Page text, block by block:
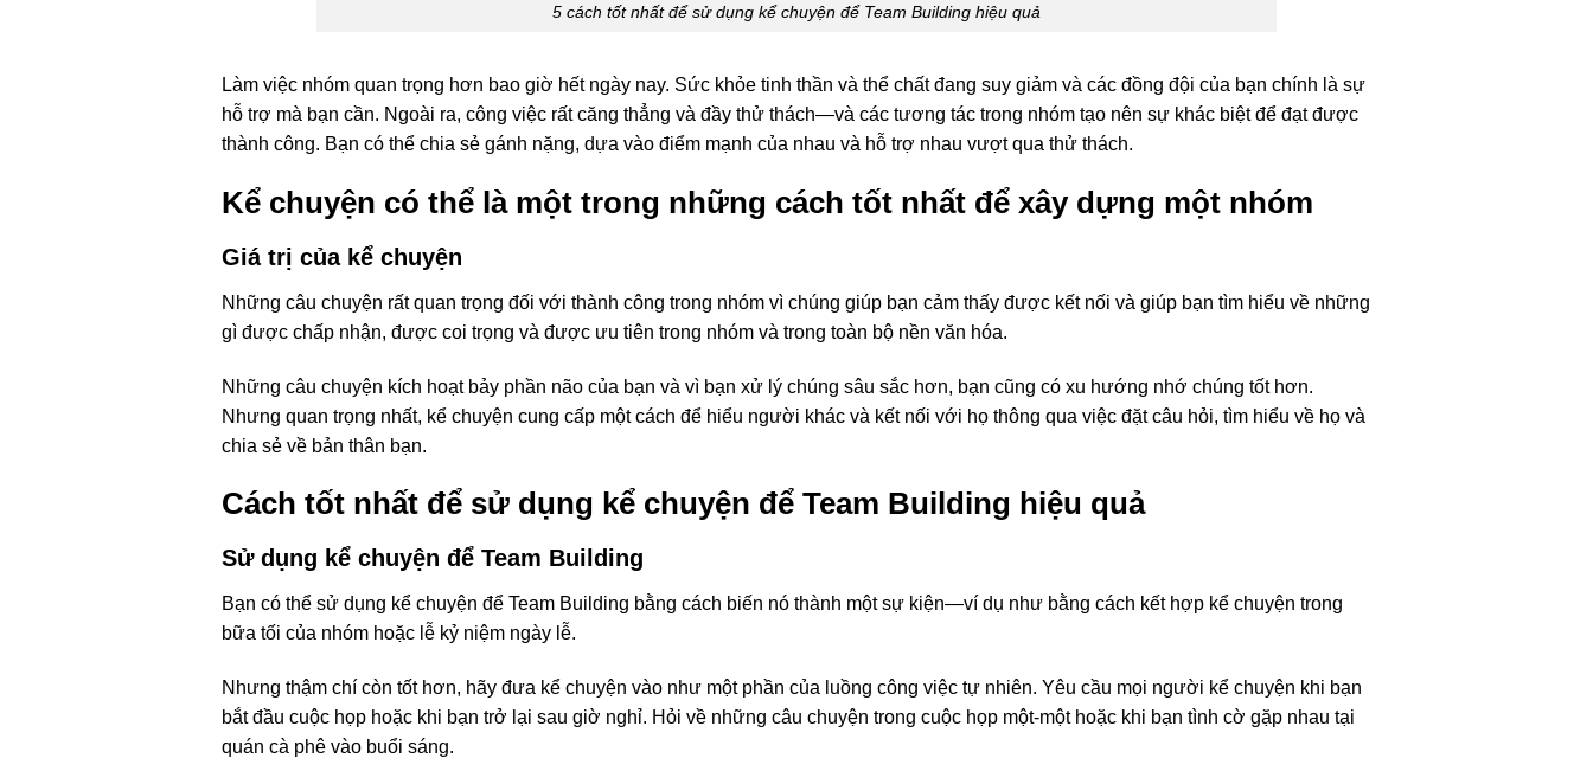
5 cách tốt nhất để sử dụng kể chuyện để Team Building hiệu quả
Làm việc nhóm quan trọng hơn bao giờ hết ngày nay. Sức khỏe tinh thần và thể chất đang suy giảm và các đồng đội của bạn chính là sự
hỗ trợ mà bạn cần. Ngoài ra, công việc rất căng thẳng và đầy thử thách—và các tương tác trong nhóm tạo nên sự khác biệt để đạt được
thành công. Bạn có thể chia sẻ gánh nặng, dựa vào điểm mạnh của nhau và hỗ trợ nhau vượt qua thử thách.
Kể chuyện có thể là một trong những cách tốt nhất để xây dựng một nhóm
Giá trị của kể chuyện
Những câu chuyện rất quan trọng đối với thành công trong nhóm vì chúng giúp bạn cảm thấy được kết nối và giúp bạn tìm hiểu về những
gì được chấp nhận, được coi trọng và được ưu tiên trong nhóm và trong toàn bộ nền văn hóa.
Những câu chuyện kích hoạt bảy phần não của bạn và vì bạn xử lý chúng sâu sắc hơn, bạn cũng có xu hướng nhớ chúng tốt hơn.
Nhưng quan trọng nhất, kể chuyện cung cấp một cách để hiểu người khác và kết nối với họ thông qua việc đặt câu hỏi, tìm hiểu về họ và
chia sẻ về bản thân bạn.
Cách tốt nhất để sử dụng kể chuyện để Team Building hiệu quả
Sử dụng kể chuyện để Team Building
Bạn có thể sử dụng kể chuyện để Team Building bằng cách biến nó thành một sự kiện—ví dụ như bằng cách kết hợp kể chuyện trong
bữa tối của nhóm hoặc lễ kỷ niệm ngày lễ.
Nhưng thậm chí còn tốt hơn, hãy đưa kể chuyện vào như một phần của luồng công việc tự nhiên. Yêu cầu mọi người kể chuyện khi bạn
bắt đầu cuộc họp hoặc khi bạn trở lại sau giờ nghỉ. Hỏi về những câu chuyện trong cuộc họp một-một hoặc khi bạn tình cờ gặp nhau tại
quán cà phê vào buổi sáng.